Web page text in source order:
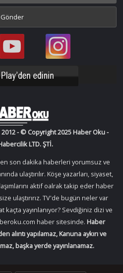
Bir
Haber
Bir
Haber
Instagram
2012 - © Copyright 2025 Haber Oku -
LTD. ŞTİ.
son dakika haberleri yorumsuz ve
ulaştırılır. Köşe yazarları, siyaset,
aktif oalrak takip eder haber
ulaştırırız. TV'de bugün neler var
yayınlanıyor? Sevdiğiniz dizi ve
haber sitesinde. Haber
alıntı yapılamaz, Kanuna aykırı ve
başka yerde yayınlanamaz.